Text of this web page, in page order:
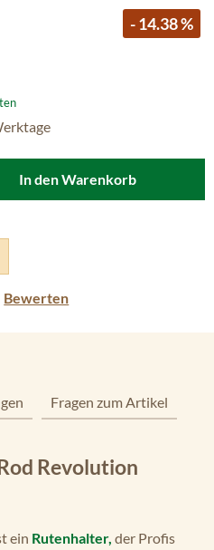
5 von 5 Sternen
- 14.38 %
Bewerten
In den Warenkorb
Fragen zum Artikel
Revolution
ein Rutenhalter, der Profis